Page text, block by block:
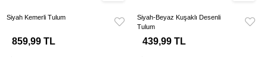
Siyah Kemerli Tulum
859,99 TL
Siyah-Beyaz Kuşaklı Desenli
Tulum
439,99 TL